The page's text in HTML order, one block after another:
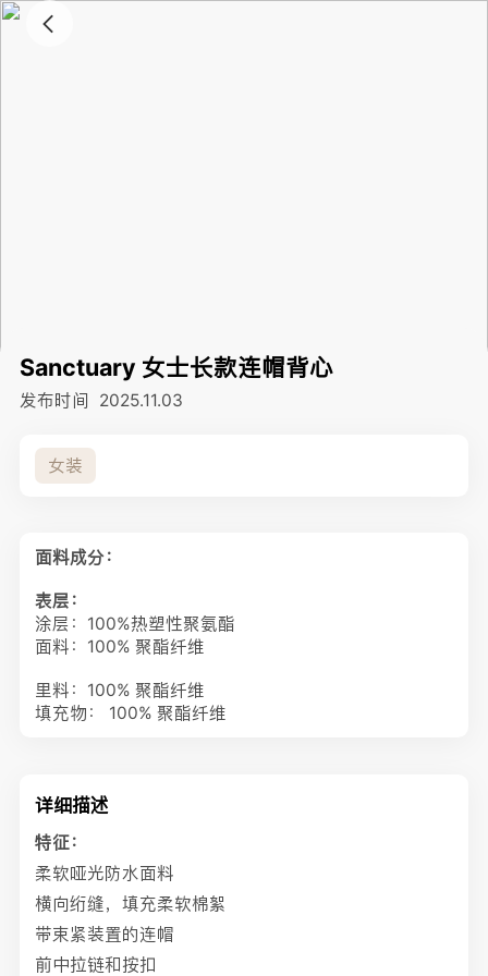
Sanctuary 女士长款连帽背心
发布时间 2025.11.03
女装
面料成分：
表层：
涂层：100%热塑性聚氨酯
面料：100% 聚酯纤维
里料：100% 聚酯纤维
填充物：
100% 聚酯纤维
详细描述
特征：
柔软哑光防水面料
横向绗缝，填充柔软棉絮
带束紧装置的连帽
前中拉链和按扣